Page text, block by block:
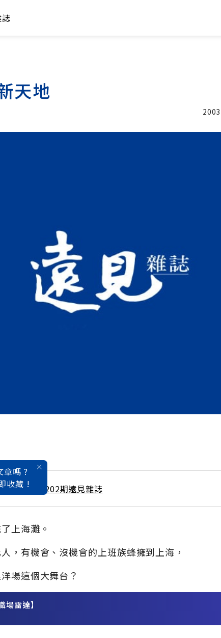
天地
章嗎 ?
收藏 !
號雜誌 第202期遠見雜誌
上海灘。
，有機會、沒機會的上班族蜂擁到上海，
場這個大舞台？
場雷達】